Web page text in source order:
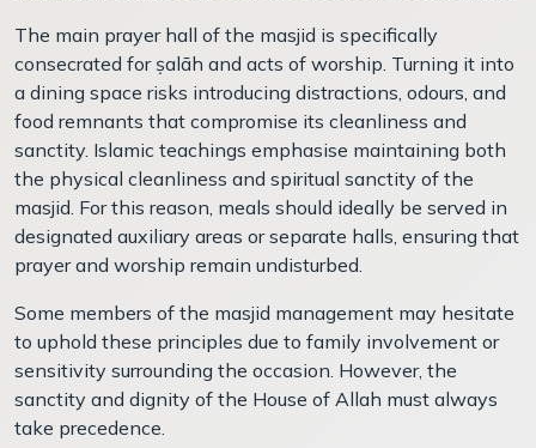
The main prayer hall of the masjid is specifically
consecrated for ṣalāh and acts of worship. Turning it into
a dining space risks introducing distractions, odours, and
food remnants that compromise its cleanliness and
sanctity. Islamic teachings emphasise maintaining both
the physical cleanliness and spiritual sanctity of the
masjid. For this reason, meals should ideally be served in
designated auxiliary areas or separate halls, ensuring that
prayer and worship remain undisturbed.
Some members of the masjid management may hesitate
to uphold these principles due to family involvement or
sensitivity surrounding the occasion. However, the
sanctity and dignity of the House of Allah must always
take precedence.